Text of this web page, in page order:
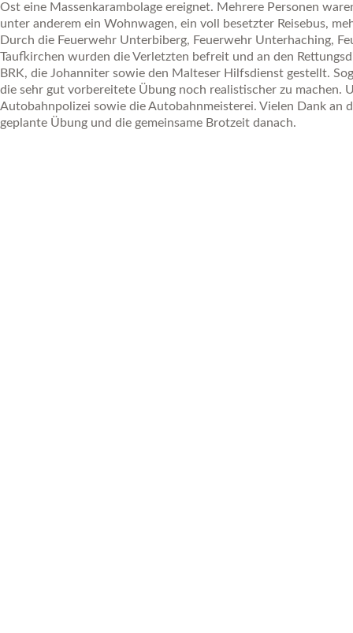
Ost eine Massenkarambolage ereignet. Mehrere Personen
unter anderem ein Wohnwagen, ein voll besetzter Reisebus,
Durch die Feuerwehr Unterbiberg, Feuerwehr Unterhaching,
Taufkirchen wurden die Verletzten befreit und an den
BRK, die Johanniter sowie den Malteser Hilfsdienst gestellt.
die sehr gut vorbereitete Übung noch realistischer zu
Autobahnpolizei sowie die Autobahnmeisterei. Vielen Dank an
geplante Übung und die gemeinsame Brotzeit danach.